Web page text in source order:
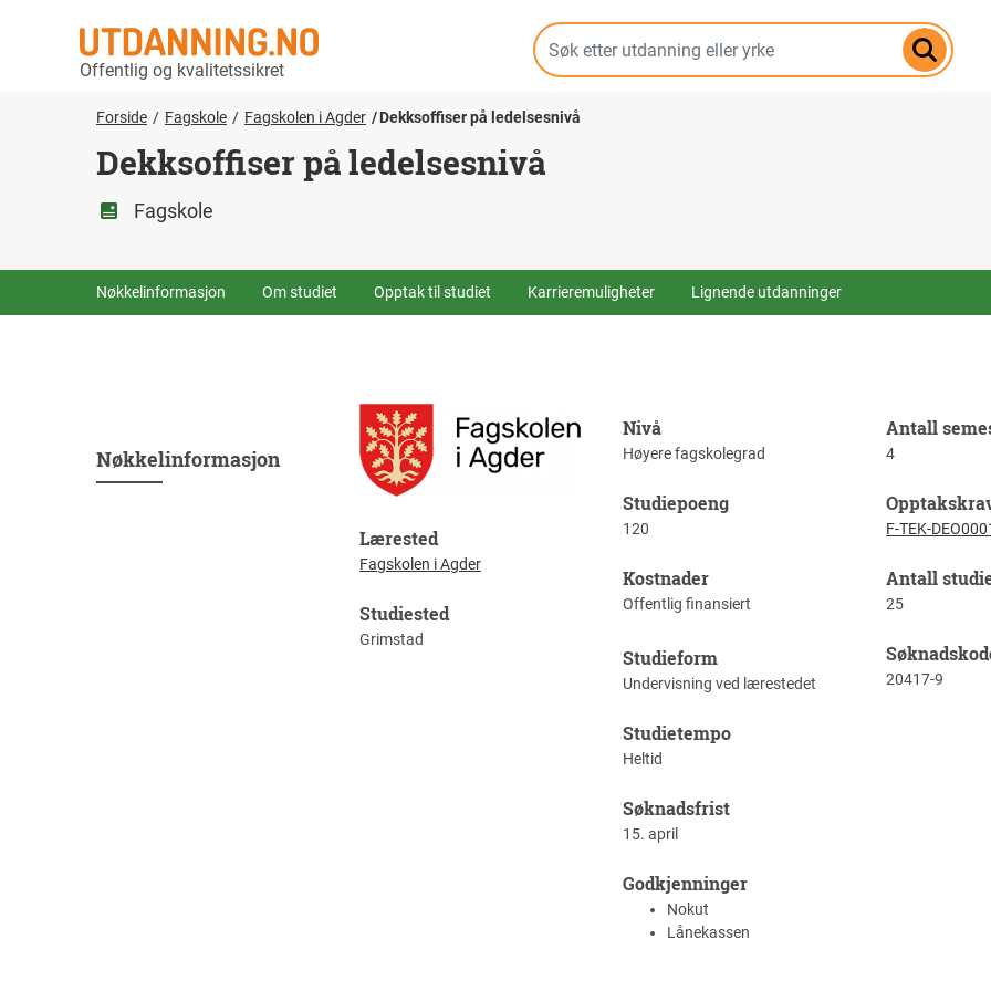
hovedinnhold
Offentlig og kvalitetssikret
Forside Fagskole Fagskolen i Agder Dekksoffiser på ledelsesnivå
Dekksoffiser på ledelsesnivå
Fagskole
Nøkkelinformasjon Om studiet Opptak til studiet Karrieremuligheter Lignende utdanninger
Nøkkelinformasjon
Lærested
Fagskolen i Agder
Studiested
Grimstad
Nivå
Høyere fagskolegrad
Studiepoeng
120
Kostnader
Offentlig finansiert
Studieform
Undervisning ved lærestedet
Studietempo
Heltid
Søknadsfrist
15. april
Godkjenninger
Nokut
Lånekassen
Antall
4
F-TEK-
Antall
25
20417-9